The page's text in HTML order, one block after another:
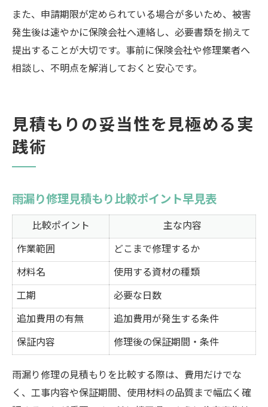
また、申請期限が定められている場合が多いため、被害
発生後は速やかに保険会社へ連絡し、必要書類を揃えて
提出することが大切です。事前に保険会社や修理業者へ
相談し、不明点を解消しておくと安心です。
見積もりの妥当性を見極める実
践術
雨漏り修理見積もり比較ポイント早見表
比較ポイント
主な内容
作業範囲
どこまで修理するか
材料名
使用する資材の種類
工期
必要な日数
追加費用の有無
追加費用が発生する条件
保証内容
修理後の保証期間・条件
雨漏り修理の見積もりを比較する際は、費用だけでな
く、工事内容や保証期間、使用材料の品質まで幅広く確